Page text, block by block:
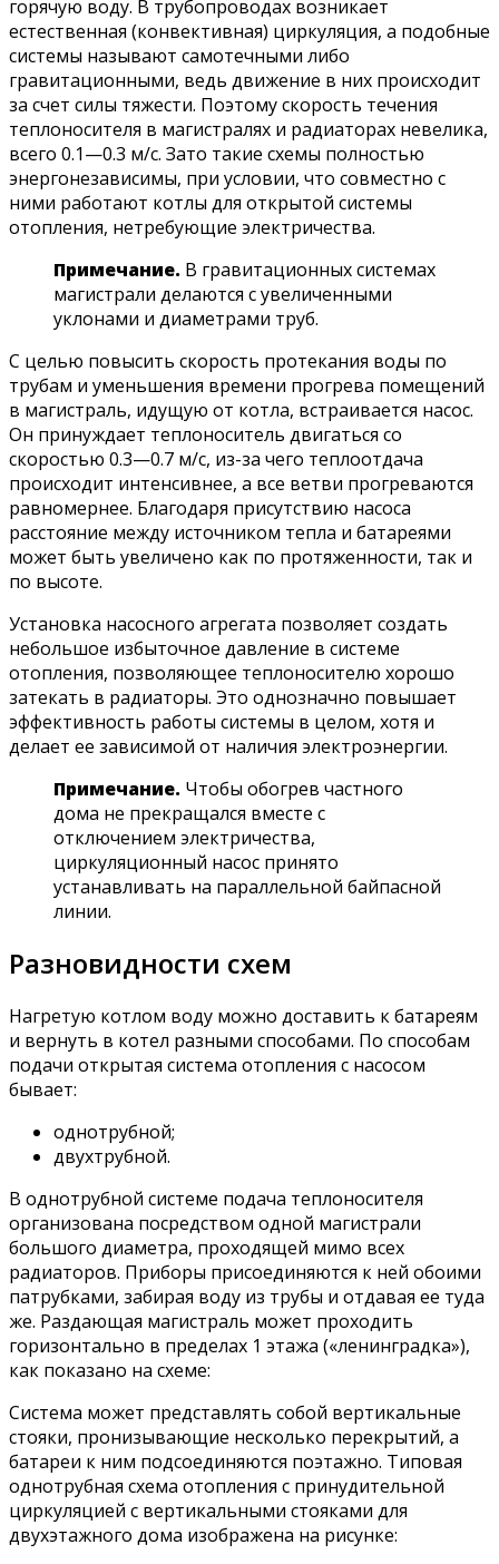
горячую воду. В трубопроводах возникает
естественная (конвективная) циркуляция, а подобные
системы называют самотечными либо
гравитационными, ведь движение в них происходит
за счет силы тяжести. Поэтому скорость течения
теплоносителя в магистралях и радиаторах невелика,
всего 0.1—0.3 м/с. Зато такие схемы полностью
энергонезависимы, при условии, что совместно с
ними работают котлы для открытой системы
отопления, нетребующие электричества.
Примечание. В гравитационных системах
магистрали делаются с увеличенными
уклонами и диаметрами труб.
С целью повысить скорость протекания воды по
трубам и уменьшения времени прогрева помещений
в магистраль, идущую от котла, встраивается насос.
Он принуждает теплоноситель двигаться со
скоростью 0.3—0.7 м/с, из-за чего теплоотдача
происходит интенсивнее, а все ветви прогреваются
равномернее. Благодаря присутствию насоса
расстояние между источником тепла и батареями
может быть увеличено как по протяженности, так и
по высоте.
Установка насосного агрегата позволяет создать
небольшое избыточное давление в системе
отопления, позволяющее теплоносителю хорошо
затекать в радиаторы. Это однозначно повышает
эффективность работы системы в целом, хотя и
делает ее зависимой от наличия электроэнергии.
Примечание. Чтобы обогрев частного
дома не прекращался вместе с
отключением электричества,
циркуляционный насос принято
устанавливать на параллельной байпасной
линии.
Разновидности схем
Нагретую котлом воду можно доставить к батареям
и вернуть в котел разными способами. По способам
подачи открытая система отопления с насосом
бывает:
однотрубной;
двухтрубной.
В однотрубной системе подача теплоносителя
организована посредством одной магистрали
большого диаметра, проходящей мимо всех
радиаторов. Приборы присоединяются к ней обоими
патрубками, забирая воду из трубы и отдавая ее туда
же. Раздающая магистраль может проходить
горизонтально в пределах 1 этажа («ленинградка»),
как показано на схеме:
Система может представлять собой вертикальные
стояки, пронизывающие несколько перекрытий, а
батареи к ним подсоединяются поэтажно. Типовая
однотрубная схема отопления с принудительной
циркуляцией с вертикальными стояками для
двухэтажного дома изображена на рисунке: